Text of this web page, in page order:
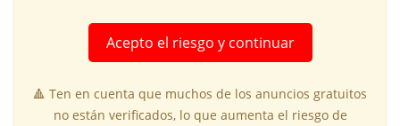
Acepto el riesgo y continuar
🔺 Ten en cuenta que muchos de los anuncios gratuitos
no están verificados, lo que aumenta el riesgo de